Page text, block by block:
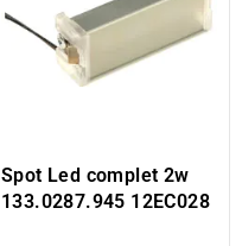
Spot Led complet 2w
133.0287.945 12EC028